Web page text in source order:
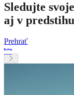
Sledujte
aj v predstihu
Prehrať